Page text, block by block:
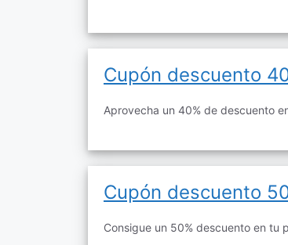
Cupón descuento
Aprovecha un 40% de descuento
Cupón descuento
Consigue un 50% descuento en tu